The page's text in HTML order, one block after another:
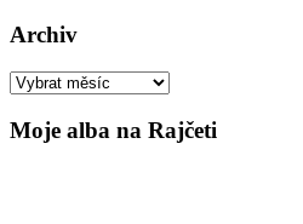
Archiv
Archiv
Moje alba na Rajčeti